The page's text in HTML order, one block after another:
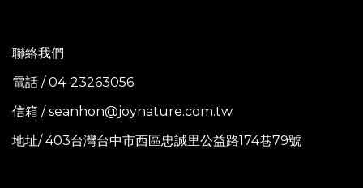
聯絡我們
電話 / 04-23263056
信箱 / seanhon@joynature.com.tw
地址/ 403台灣台中市西區忠誠里公益路174巷79號